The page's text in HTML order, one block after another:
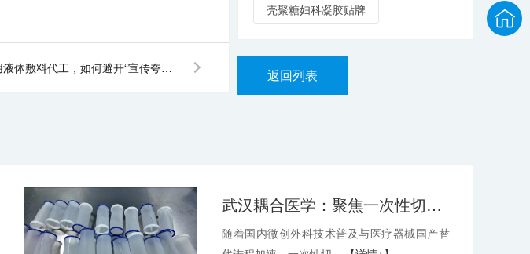
找医用液体敷料代工，如何避开“宣传夸大、实力不足”的坑？-武汉耦合医学
壳聚糖妇科凝胶贴牌
返回列表
武汉耦合医学：聚焦一次性切口保护套OEM，深耕微创耗材定制代工领域
随着国内微创外科技术普及与医疗器械国产替